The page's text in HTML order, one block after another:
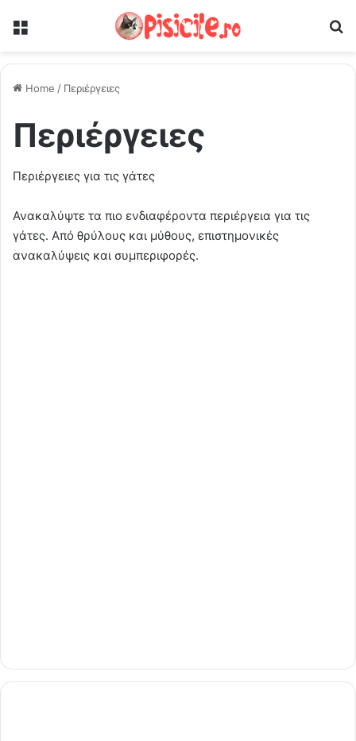
Home / Περιέργειες
Περιέργειες
Περιέργειες για τις γάτες
Ανακαλύψτε τα πιο ενδιαφέροντα περιέργεια για τις
γάτες. Από θρύλους και μύθους, επιστημονικές
ανακαλύψεις και συμπεριφορές.